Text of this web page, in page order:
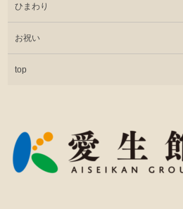
ひまわり
お祝い
top